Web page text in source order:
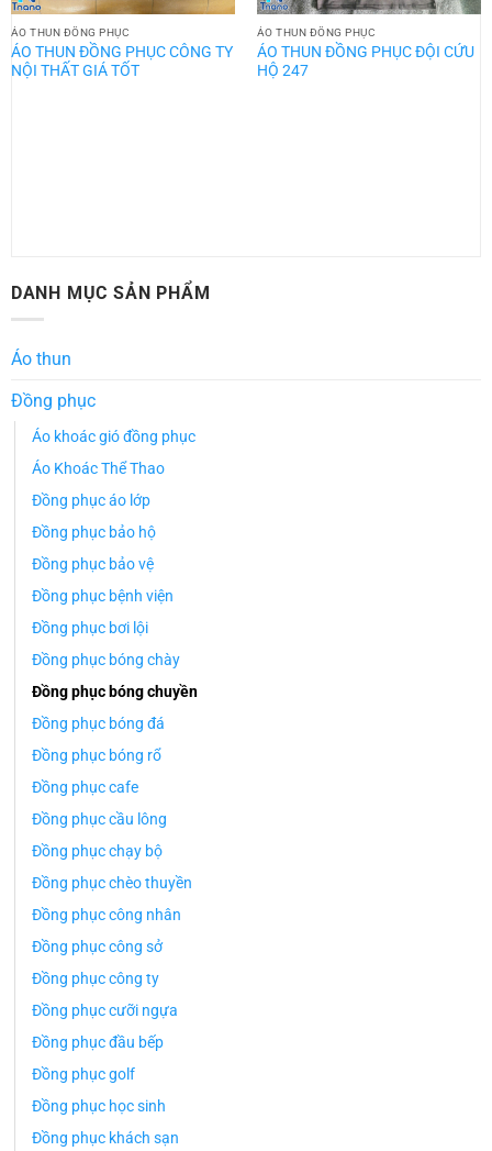
ÁO THUN ĐỒNG PHỤC
ÁO THUN ĐỒNG PHỤC CÔNG TY
NỘI THẤT GIÁ TỐT
ÁO THUN ĐỒNG PHỤC
ÁO THUN ĐỒNG PHỤC ĐỘI CỨU
HỘ 247
DANH MỤC SẢN PHẨM
Áo thun
Đồng phục
Áo khoác gió đồng phục
Áo Khoác Thể Thao
Đồng phục áo lớp
Đồng phục bảo hộ
Đồng phục bảo vệ
Đồng phục bệnh viện
Đồng phục bơi lội
Đồng phục bóng chày
Đồng phục bóng chuyền
Đồng phục bóng đá
Đồng phục bóng rổ
Đồng phục cafe
Đồng phục cầu lông
Đồng phục chạy bộ
Đồng phục chèo thuyền
Đồng phục công nhân
Đồng phục công sở
Đồng phục công ty
Đồng phục cưỡi ngựa
Đồng phục đầu bếp
Đồng phục golf
Đồng phục học sinh
Đồng phục khách sạn